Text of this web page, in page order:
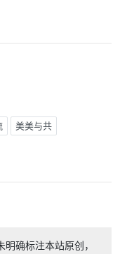
美美与共
确标注本站原创，